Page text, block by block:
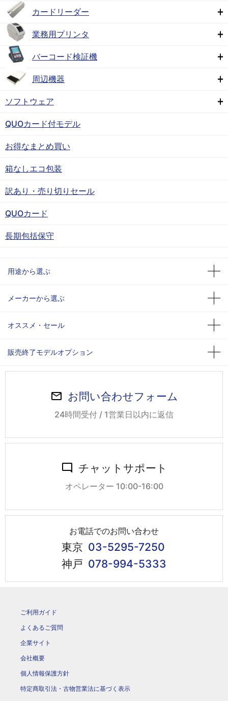
カードリーダー
業務用プリンタ
バーコード検証機
周辺機器
ソフトウェア
QUOカード付モデル
お得なまとめ買い
箱なしエコ包装
訳あり・売り切りセール
QUOカード
長期包括保守
用途から選ぶ
メーカーから選ぶ
オススメ・セール
販売終了モデルオプション
お問い合わせフォーム
24時間受付 / 1営業日以内に返信
チャットサポート
オペレーター 10:00-16:00
お電話でのお問い合わせ
東京 03-5295-7250
神戸 078-994-5333
ご利用ガイド
よくあるご質問
企業サイト
会社概要
個人情報保護方針
特定商取引法・古物営業法に基づく表示